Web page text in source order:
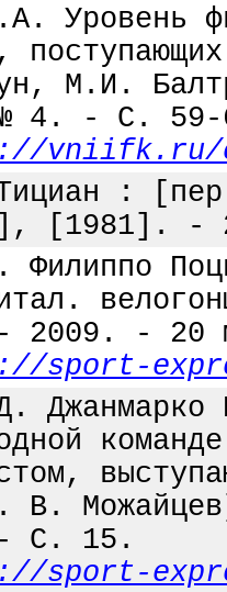
Уровень
М.И.
4. - С. 59-
vniifk.ru/
:
[1981]. -
Филиппо
итал.
- 2009. -
sport-
Джанмарко
В.
С. 15.
sport-